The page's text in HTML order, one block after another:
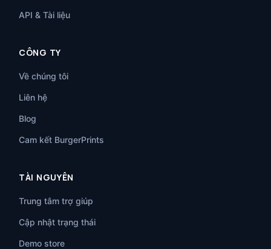
API & Tài liệu
CÔNG TY
Về chúng tôi
Liên hệ
Blog
Cam kết BurgerPrints
TÀI NGUYÊN
Trung tâm trợ giúp
Cập nhật trạng thái
Demo store